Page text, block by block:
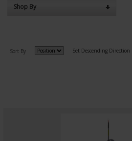
Shop By
Sort By Set Descending Direction